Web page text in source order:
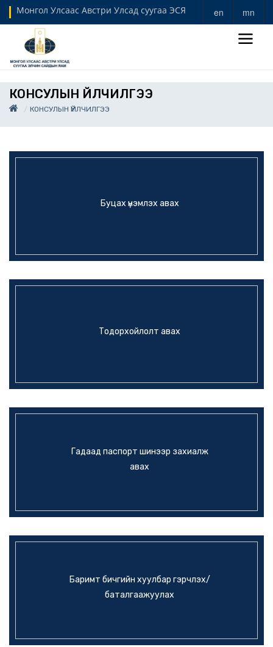
Монгол Улсаас Австри Улсад суугаа ЭСЯ en mn
КОНСУЛЫН ҮЙЛЧИЛГЭЭ
КОНСУЛЫН ҮЙЛЧИЛГЭЭ
Буцах үнэмлэх авах
Тодорхойлолт авах
Гадаад паспорт шинээр захиалж
авах
Баримт бичгийн хуулбар гэрчлэх/
баталгаажуулах